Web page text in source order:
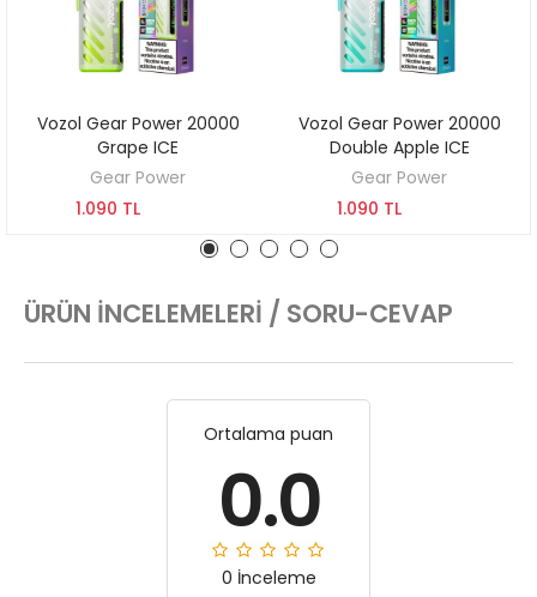
SEPETE EKLE
Vozol Gear Power 20000
Grape ICE
Gear Power
1.090 TL
SEPETE EKLE
Vozol Gear Power 20000
Double Apple ICE
Gear Power
1.090 TL
ÜRÜN İNCELEMELERI / SORU-CEVAP
Ortalama puan
0.0
0 İnceleme